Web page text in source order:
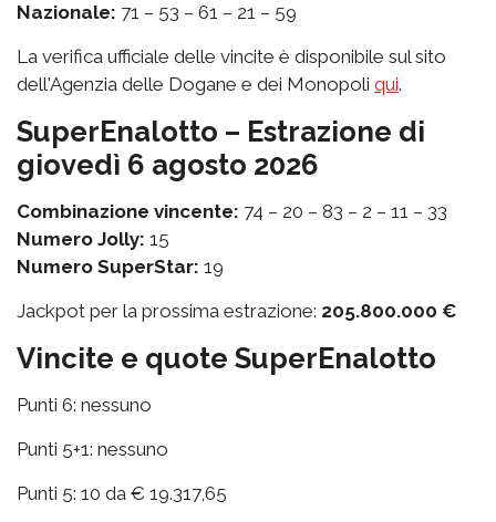
Nazionale: 71 – 53 – 61 – 21 – 59
La verifica ufficiale delle vincite è disponibile sul sito
dell'Agenzia delle Dogane e dei Monopoli qui.
SuperEnalotto – Estrazione di
giovedì 6 agosto 2026
Combinazione vincente: 74 – 20 – 83 – 2 – 11 – 33
Numero Jolly: 15
Numero SuperStar: 19
Jackpot per la prossima estrazione: 205.800.000 €
Vincite e quote SuperEnalotto
Punti 6: nessuno
Punti 5+1: nessuno
Punti 5: 10 da € 19.317,65